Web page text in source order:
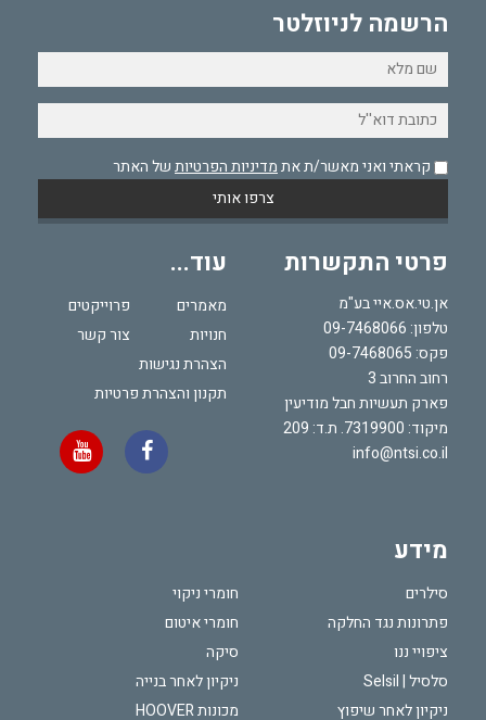
הרשמה לניוזלטר
קראתי ואני מאשר/ת אתמדיניות הפרטיותשל האתר
פרטי התקשרות
אן.טי.אס.איי בע"מ
טלפון: 09-7468066
פקס: 09-7468065
רחוב החרוב 3
פארק תעשיות חבל מודיעין
מיקוד: 7319900. ת.ד: 209
info@ntsi.co.il
מידע
סילרים
חומרי ניקוי
פתרונות נגד החלקה
חומרי איטום
ציפויי ננו
סיקה
סלסיל | Selsil
ניקיון לאחר בנייה
ניקיון לאחר שיפוץ
מכונות HOOVER
עוד...
מאמרים
פרוייקטים
חנויות
צור קשר
הצהרת נגישות
תקנון והצהרת פרטיות